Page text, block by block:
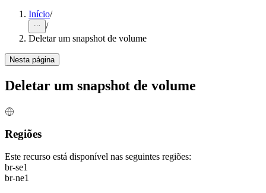
Início/
/
Deletar um snapshot de volume
Nesta página
Deletar um snapshot de volume
Regiões
Este recurso está disponível nas seguintes regiões:
br-se1
br-ne1